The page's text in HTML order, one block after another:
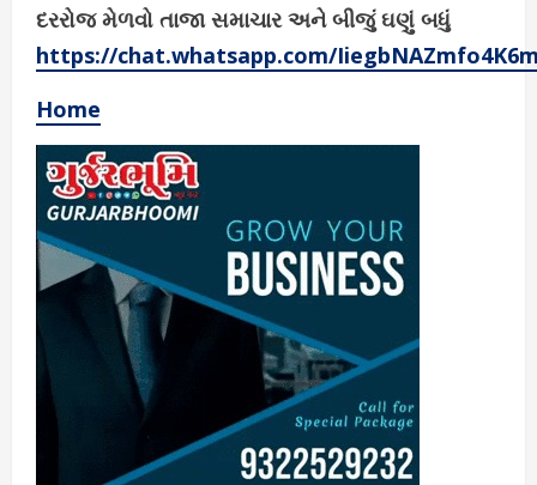
દરરોજ મેળવો તાજા સમાચાર અને બીજું ઘણું બધું
https://chat.whatsapp.com/
Home